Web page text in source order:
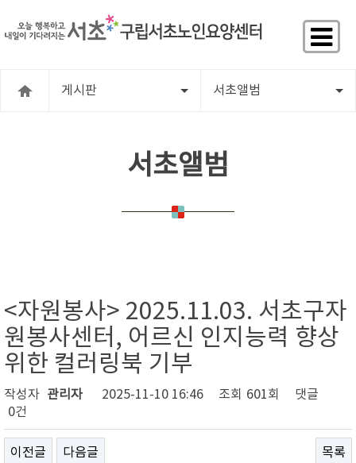
게시판 서초앨범
서초앨범
<자원봉사> 2025.11.03. 서초구자
원봉사센터, 어르신 인지능력 향상
위한 컬러링북 기부
작성자 관리자 2025-11-10 16:46 조회 601회
댓글
0건
이전글 다음글 목록